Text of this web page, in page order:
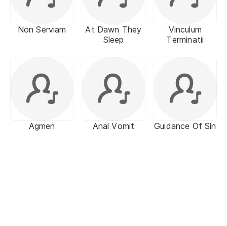
Non Serviam
At Dawn They
Sleep
Vinculum
Terminatii
Agmen Anal Vomit Guidance Of Sin